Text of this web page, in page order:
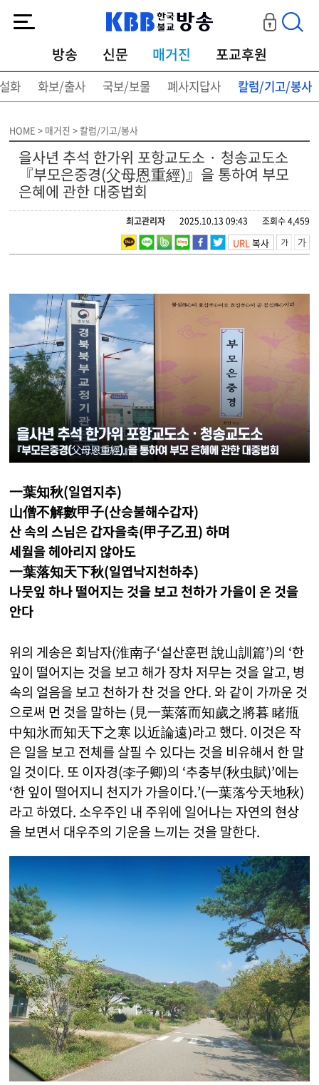
방송 신문 매거진 포교후원
화 화보/출사 국보/보물 폐사지답사 칼럼/기고/봉사
HOME > 매거진 > 칼럼/기고/봉사
을사년 추석 한가위 포항교도소 · 청송교도소
『부모은중경(父母恩重經)』을 통하여 부모
은혜에 관한 대중법회
조회수 4,459
2025.10.13 09:43
최고관리자
URL복사
一葉知秋(일엽지추)
山僧不解數甲子(산승불해수갑자)
산 속의 스님은 갑자을축(甲子乙丑) 하며
세월을 헤아리지 않아도
一葉落知天下秋(일엽낙지천하추)
나뭇잎 하나 떨어지는 것을 보고 천하가 가을이 온 것을
안다
위의 게송은 회남자(淮南子‘설산훈편 說山訓篇’)의 ‘한
잎이 떨어지는 것을 보고 해가 장차 저무는 것을 알고, 병
속의 얼음을 보고 천하가 찬 것을 안다. 와 같이 가까운 것
으로써 먼 것을 말하는 (見一葉落而知歲之將暮 睹甁
中知氷而知天下之寒 以近論遠)라고 했다. 이것은 작
은 일을 보고 전체를 살필 수 있다는 것을 비유해서 한 말
일 것이다. 또 이자경(李子卿)의 ‘추충부(秋虫賦)’에는
‘한 잎이 떨어지니 천지가 가을이다.’(一葉落兮天地秋)
라고 하였다. 소우주인 내 주위에 일어나는 자연의 현상
을 보면서 대우주의 기운을 느끼는 것을 말한다.